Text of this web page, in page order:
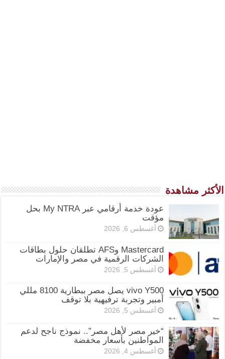
الأكثر مشاهدة
عودة خدمة أرقامي عبر My NTRA بحل
مؤقت
أغسطس 6, 2026
Mastercard وAFS تطلقان حلول بطاقات
الشركات الرقمية في مصر والإمارات
أغسطس 5, 2026
vivo Y500 يصل مصر ببطارية 8100 مللي
أمبير وتجربة ترفيهية بلا توقف
أغسطس 5, 2026
“خير مصر لأهل مصر”.. نموذج ناجح لدعم
المواطنين بأسعار مخفضة
أغسطس 4, 2026